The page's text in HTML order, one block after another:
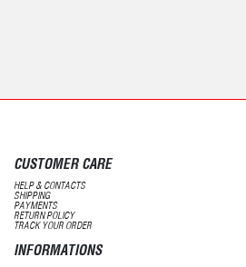
CUSTOMER CARE
HELP & CONTACTS
SHIPPING
PAYMENTS
RETURN POLICY
TRACK YOUR ORDER
INFORMATIONS